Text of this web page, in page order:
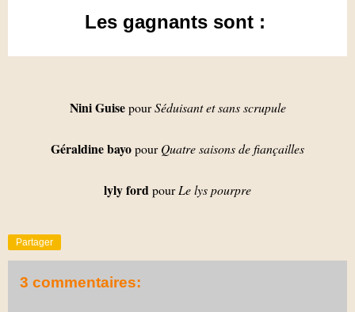
Les gagnants sont :
Nini GuisepourSéduisant et sans scrupule
Géraldine bayopourQuatre saisons de fiançailles
lyly fordpourLe lys pourpre
Partager
3 commentaires: